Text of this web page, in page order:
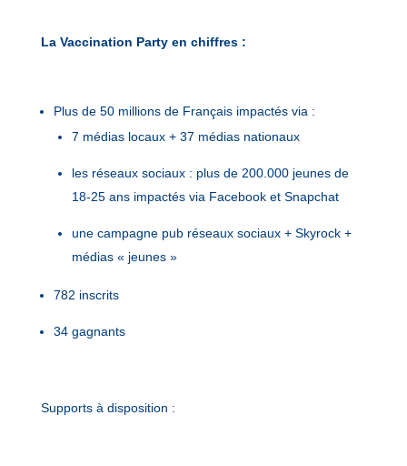
La Vaccination Party en chiffres :
Plus de 50 millions de Français impactés via :
7 médias locaux + 37 médias nationaux
les réseaux sociaux : plus de 200.000 jeunes de
18-25 ans impactés via Facebook et Snapchat
une campagne pub réseaux sociaux + Skyrock +
médias « jeunes »
782 inscrits
34 gagnants
Supports à disposition :